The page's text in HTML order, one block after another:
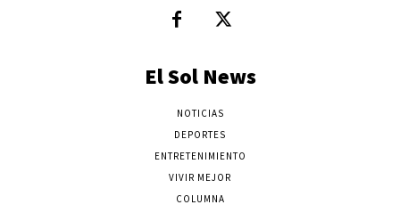
El Sol News
NOTICIAS
DEPORTES
ENTRETENIMIENTO
VIVIR MEJOR
COLUMNA